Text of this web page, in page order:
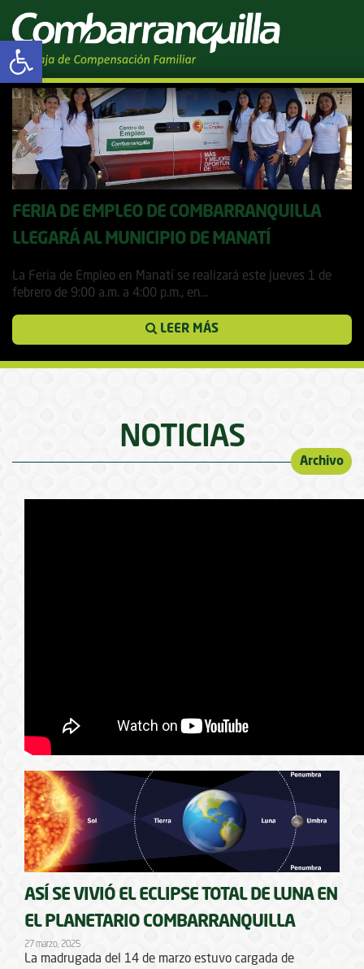
Abrir barra de herramientas
Tag Archives: Feria de
Empleo
FERIA DE EMPLEO DE COMBARRANQUILLA
LLEGARÁ AL MUNICIPIO DE MANATÍ
La Feria de Empleo en Manatí se realizará este jueves 1 de
febrero de 9:00 a.m. a 4:00 p.m., en...
LEER MÁS
NOTICIAS
Archivo
ASÍ SE VIVIÓ EL ECLIPSE TOTAL DE LUNA EN
EL PLANETARIO COMBARRANQUILLA
27 marzo, 2025
La madrugada del 14 de marzo estuvo cargada de